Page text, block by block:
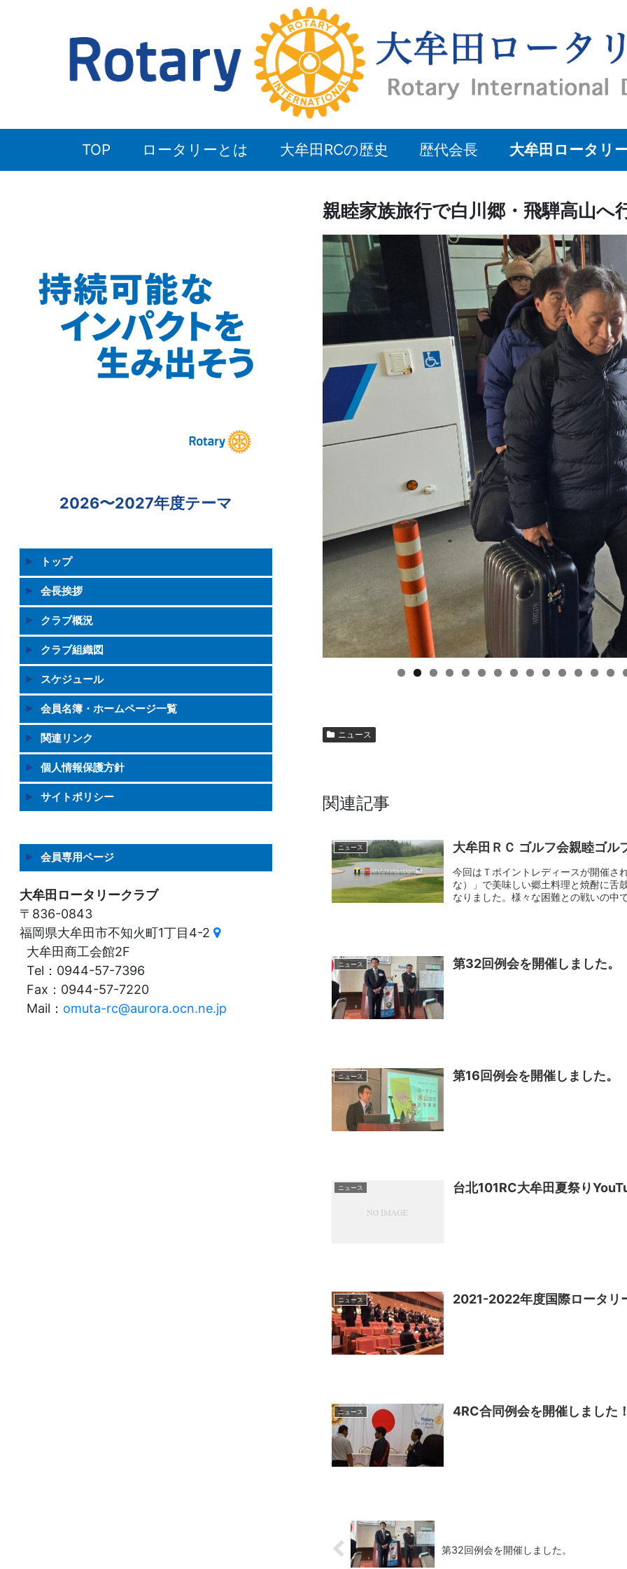
TOP ロータリーとは 大牟田RCの歴史 歴代会長 大牟田ロータリ
親睦家族旅行で白川郷・飛騨高山へ
ニュース
関連記事
ニュース 大牟田ＲＣ ゴルフ会親睦ゴ
今回はＴポイントレディースが開催さ
な）」で美味しい郷土料理と焼酎に舌
なりました。様々な困難との戦いの中
ニュース 第32回例会を開催しました。
ニュース 第16回例会を開催しました。
ニュース 台北101RC大牟田夏祭り
ニュース 2021-2022年度国際ロータリ
ニュース 4RC合同例会を開催しました
第32回例会を開催しました。
2026〜2027年度テーマ
トップ
会長挨拶
クラブ概況
クラブ組織図
スケジュール
会員名簿・ホームページ一覧
関連リンク
個人情報保護方針
サイトポリシー
会員専用ページ
大牟田ロータリークラブ
〒836-0843
福岡県大牟田市不知火町1丁目4-2
大牟田商工会館2F
Tel：0944-57-7396
Fax：0944-57-7220
Mail： omuta-rc@aurora.ocn.ne.jp